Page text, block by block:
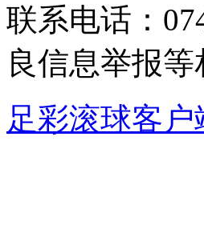
联系电话：
良信息举报
足彩滚球客户